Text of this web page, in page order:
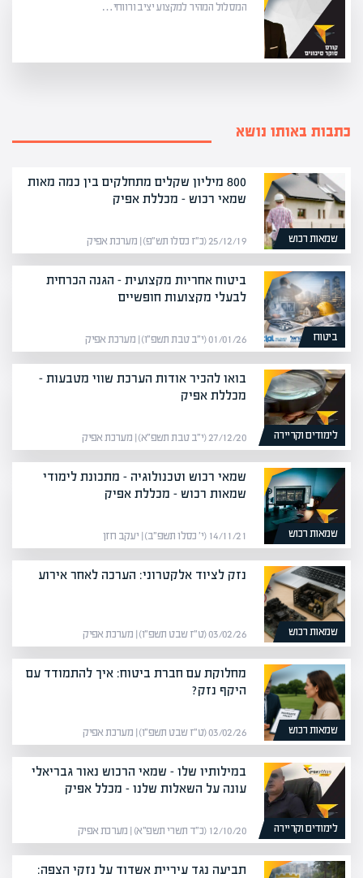
המסלול המהיר למקצוע יציב ורווחי…
כתבות באותו נושא
שמאות רכוש
800 מיליון שקלים מתחלקים בין כמה מאות
שמאי רכוש – מכללת אפיק
25/12/19 (כ״ז כסלו תש״פ) | מערכת אפיק
ביטוח
ביטוח אחריות מקצועית – הגנה הכרחית
לבעלי מקצועות חופשיים
01/01/26 (י״ב טבת תשפ״ו) | מערכת אפיק
לימודים וקריירה
בואו להכיר אודות הערכת שווי מטבעות –
מכללת אפיק
27/12/20 (י״ב טבת תשפ״א) | מערכת אפיק
שמאות רכוש
שמאי רכוש וטכנולוגיה – מתכונת לימודי
שמאות רכוש – מכללת אפיק
14/11/21 (י׳ כסלו תשפ״ב) | יעקב חזן
שמאות רכוש
נזק לציוד אלקטרוני: הערכה לאחר אירוע
03/02/26 (ט״ז שבט תשפ״ו) | מערכת אפיק
שמאות רכוש
מחלוקת עם חברת ביטוח: איך להתמודד עם
היקף נזק?
03/02/26 (ט״ז שבט תשפ״ו) | מערכת אפיק
לימודים וקריירה
במילותיו שלו – שמאי הרכוש נאור גבריאלי
עונה על השאלות שלנו – מכלל אפיק
12/10/20 (כ״ד תשרי תשפ״א) | מערכת אפיק
תביעה נגד עיריית אשדוד על נזקי הצפה: